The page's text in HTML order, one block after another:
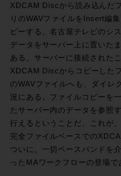
XDCAM Discから読み込んだ
りのWAVファイルをInsert編
ピーする。名古屋テレビのシ
データをサーバー上に置いた
ある。サーバーに接続された
XDCAM Discからコピーした
のWAVファイルへも、ダイレ
況にある。ファイルコピーを
たサーバー内のデータを参照
行えるということだ。これが
完全ファイルベースでの
ついに、一切ベースバンドを
ったMAワークフローの登場で